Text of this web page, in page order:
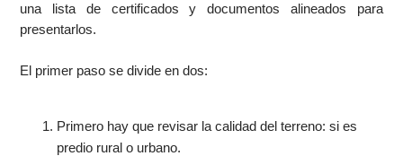
una lista de certificados y documentos alineados para
presentarlos.
El primer paso se divide en dos:
Primero hay que revisar la calidad del terreno: si es
predio rural o urbano.